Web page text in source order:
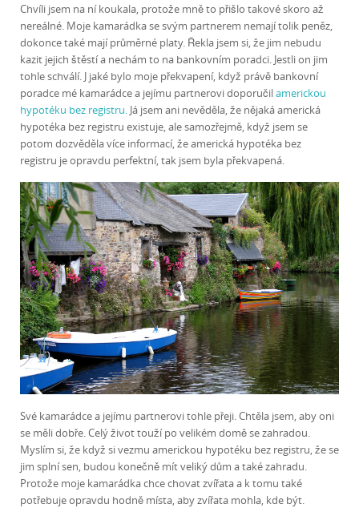
Chvíli jsem na ní koukala, protože mně to přišlo takové skoro až
nereálné. Moje kamarádka se svým partnerem nemají tolik peněz,
dokonce také mají průměrné platy. Řekla jsem si, že jim nebudu
kazit jejich štěstí a nechám to na bankovním poradci. Jestli on jim
tohle schválí. J jaké bylo moje překvapení, když právě bankovní
poradce mé kamarádce a jejímu partnerovi doporučilamerickou
hypotéku bez registru. Já jsem ani nevěděla, že nějaká americká
hypotéka bez registru existuje, ale samozřejmě, když jsem se
potom dozvěděla více informací, že americká hypotéka bez
registru je opravdu perfektní, tak jsem byla překvapená.
Své kamarádce a jejímu partnerovi tohle přeji. Chtěla jsem, aby oni
se měli dobře. Celý život touží po velikém domě se zahradou.
Myslím si, že když si vezmu americkou hypotéku bez registru, že se
jim splní sen, budou konečně mít veliký dům a také zahradu.
Protože moje kamarádka chce chovat zvířata a k tomu také
potřebuje opravdu hodně místa, aby zvířata mohla, kde být.